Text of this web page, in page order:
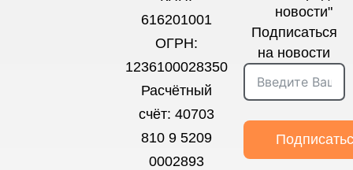
616201001
ОГРН:
1236100028350
Расчётный
счёт: 40703
810 9 5209
0002893
новости"
Подписаться
на новости